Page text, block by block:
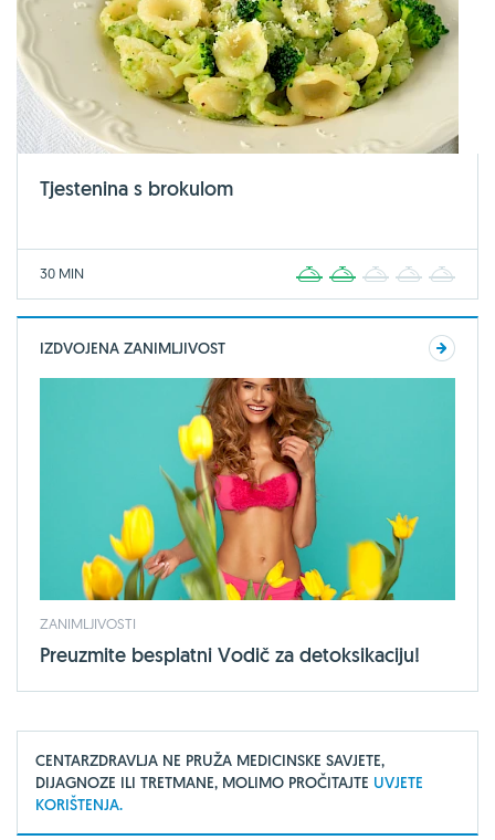
Tjestenina s brokulom
30 MIN 2 3 4
IZDVOJENA ZANIMLJIVOST
ZANIMLJIVOSTI
Preuzmite besplatni Vodič za detoksikaciju!
CENTARZDRAVLJA NE PRUŽA MEDICINSKE SAVJETE,
DIJAGNOZE ILI TRETMANE, MOLIMO PROČITAJTE UVJETE
KORIŠTENJA.